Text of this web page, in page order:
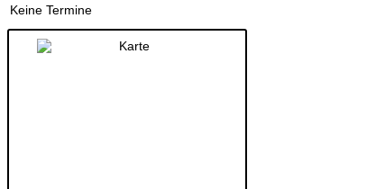
Keine Termine